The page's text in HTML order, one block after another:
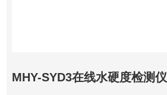
MHY-SYD3在线水硬度检测仪